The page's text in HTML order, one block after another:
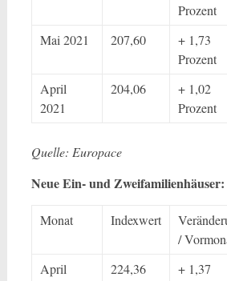
Prozent
Mai 2021
207,60
+ 1,73
Prozent
April
2021
204,06
+ 1,02
Prozent
Quelle: Europace
Neue Ein- und Zweifamilienhäuser:
Monat Indexwert
/
April
224,36
+ 1,37